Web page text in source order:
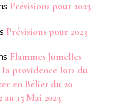
Prévisions pour 2023
Prévisions pour 2023
Flammes Jumelles
providence lors du
en Bélier du 20
au 15 Mai 2023